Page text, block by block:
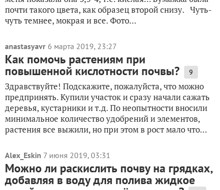
почти такого цвета, как образец второй снизу. Чуть-
чуть темнее, мокрая и все. Фото...
anastasyavr 6 марта 2019, 23:27
Как помочь растениям при
повышенной кислотности почвы? 9
Здравствуйте! Подскажите, пожалуйста, что можно
предпринять. Купили участок и сразу начали сажать
деревья, кустарники и т.д. По неопытности вносили
минимальное количество удобрений и элементов,
растения все выжили, но при этом в рост мало что...
Alex_Eskin 7 июня 2019, 03:31
Можно ли раскислить почву на грядках,
добавляя в воду для полива жидкое